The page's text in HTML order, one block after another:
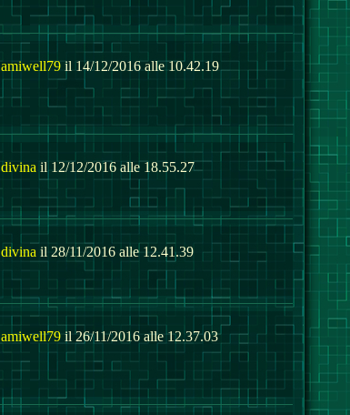
amiwell79 il 14/12/2016 alle 10.42.19
divina il 12/12/2016 alle 18.55.27
divina il 28/11/2016 alle 12.41.39
amiwell79 il 26/11/2016 alle 12.37.03